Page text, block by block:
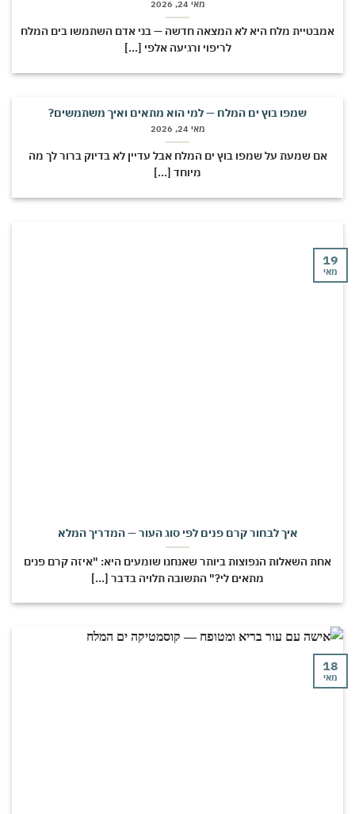
מלח היא לא המצאה חדשה — בני אדם השתמשו בים המלח
לריפוי ורגיעה אלפי [...]
שמפו בוץ ים המלח — למי הוא מתאים ואיך משתמשים?
אם שמעת על שמפו בוץ ים המלח אבל עדיין לא בדיוק ברור לך מה
מיוחד [...]
איך לבחור קרם פנים לפי סוג העור — המדריך המלא
אחת השאלות הנפוצות ביותר שאנחנו שומעים היא: "איזה קרם פנים
מתאים לי?" התשובה תלויה בדבר [...]